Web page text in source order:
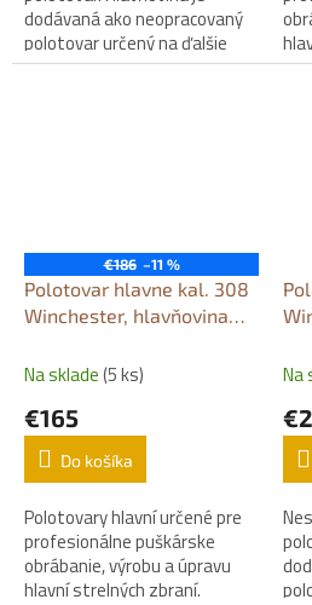
dodávaná ako neopracovaný
polotovar určený na ďalšie
profesionálne puškárske
€186 –11 %
Polotovar hlavne kal. 308
Winchester, hlavňovina
Na sklade(5 ks)
€165
Do košíka
Polotovary hlavní určené pre
profesionálne puškárske
obrábanie, výrobu a úpravu
hlavní strelných zbraní.
Na